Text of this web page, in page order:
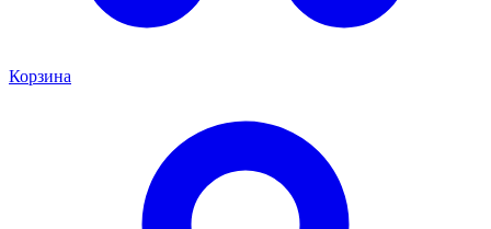
Корзина